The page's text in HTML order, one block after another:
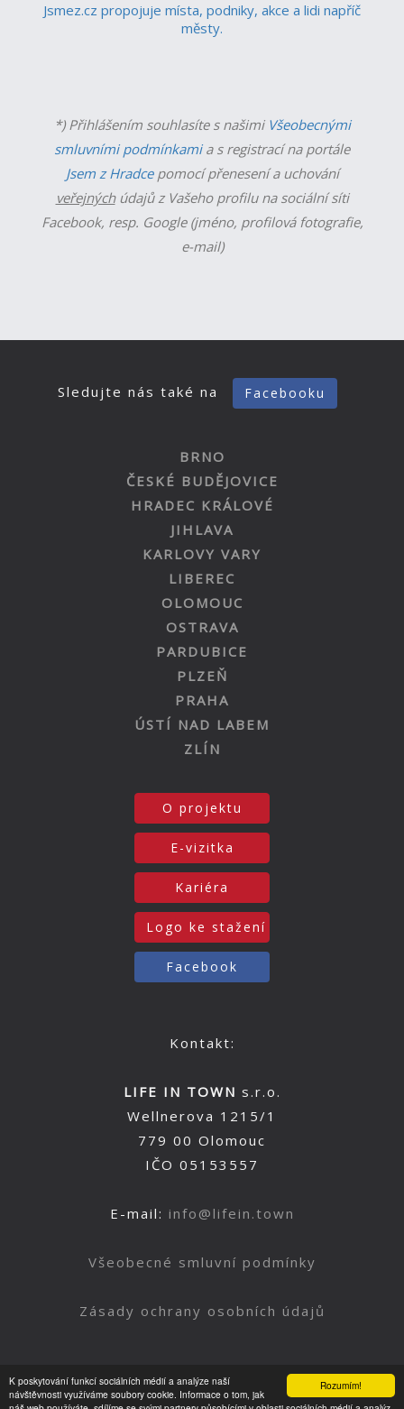
Rozumím!
K poskytování funkcí sociálních médií a analýze naší
návštěvnosti využíváme soubory cookie. Informace o tom, jak
Jsmez.cz propojuje místa, podniky, akce a lidi napříč
městy.
*) Přihlášením souhlasíte s našimi Všeobecnými
smluvními podmínkamia s registrací na portále
Jsem z Hradcepomocí přenesení a uchování
veřejnýchúdajů z Vašeho profilu na sociální síti
Facebook, resp. Google (jméno, profilová fotografie,
e-mail)
Sledujte nás také na Facebooku
BRNO
ČESKÉ BUDĚJOVICE
HRADEC KRÁLOVÉ
JIHLAVA
KARLOVY VARY
LIBEREC
OLOMOUC
OSTRAVA
PARDUBICE
PLZEŇ
PRAHA
ÚSTÍ NAD LABEM
ZLÍN
O projektu
E-vizitka
Kariéra
Logo ke stažení
Facebook
Kontakt:
LIFE IN TOWN s.r.o.
Wellnerova 1215/1
779 00 Olomouc
IČO 05153557
E-mail: info@lifein.town
Všeobecné smluvní podmínky
Zásady ochrany osobních údajů
Nahoru